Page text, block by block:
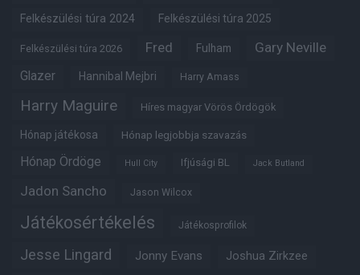
Felkészülési túra 2024 Felkészülési túra 2025
Felkészülési túra 2026 Fred Fulham Gary Neville
Glazer Hannibal Mejbri Harry Amass
Harry Maguire Híres magyar Vörös Ördögök
Hónap játékosa Hónap legjobbja szavazás
Hónap Ördöge Hull City Ifjúsági BL Jack Butland
Jadon Sancho Jason Wilcox
Játékosértékelés Játékosprofilok
Jesse Lingard Jonny Evans Joshua Zirkzee